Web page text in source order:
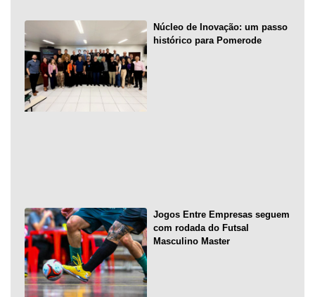
Núcleo de Inovação: um passo
histórico para Pomerode
Jogos Entre Empresas seguem
com rodada do Futsal
Masculino Master